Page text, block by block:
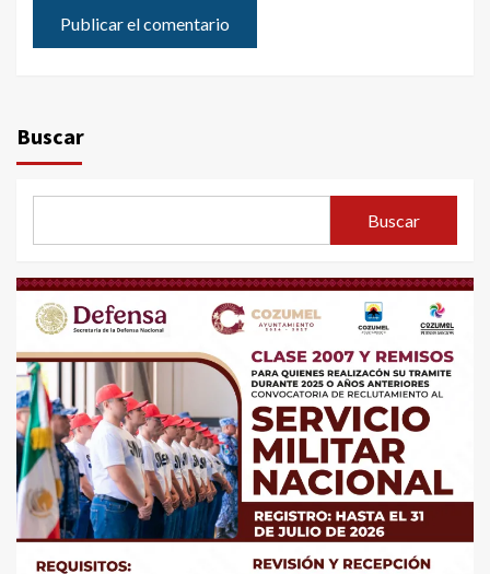
Buscar
Buscar